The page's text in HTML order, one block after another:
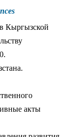
Кыргызской
акты